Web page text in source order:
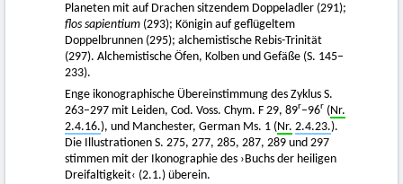
Planeten mit auf Drachen sitzendem Doppeladler (291);
flos sapientium (293); Königin auf geflügeltem
Doppelbrunnen (295); alchemistische Rebis-Trinität
(297). Alchemistische Öfen, Kolben und Gefäße (S. 145–
233).
Enge ikonographische Übereinstimmung des Zyklus S.
263–297 mit Leiden, Cod. Voss. Chym. F 29, 89r–96r (Nr.
2.4.16.), und Manchester, German Ms. 1 (Nr. 2.4.23.).
Die Illustrationen S. 275, 277, 285, 287, 289 und 297
stimmen mit der Ikonographie des ›Buchs der heiligen
Dreifaltigkeit‹ (2.1.) überein.